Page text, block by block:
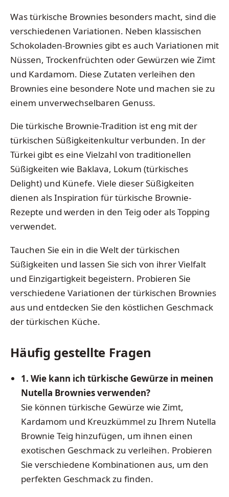
Was türkische Brownies besonders macht, sind die
verschiedenen Variationen. Neben klassischen
Schokoladen-Brownies gibt es auch Variationen mit
Nüssen, Trockenfrüchten oder Gewürzen wie Zimt
und Kardamom. Diese Zutaten verleihen den
Brownies eine besondere Note und machen sie zu
einem unverwechselbaren Genuss.
Die türkische Brownie-Tradition ist eng mit der
türkischen Süßigkeitenkultur verbunden. In der
Türkei gibt es eine Vielzahl von traditionellen
Süßigkeiten wie Baklava, Lokum (türkisches
Delight) und Künefe. Viele dieser Süßigkeiten
dienen als Inspiration für türkische Brownie-
Rezepte und werden in den Teig oder als Topping
verwendet.
Tauchen Sie ein in die Welt der türkischen
Süßigkeiten und lassen Sie sich von ihrer Vielfalt
und Einzigartigkeit begeistern. Probieren Sie
verschiedene Variationen der türkischen Brownies
aus und entdecken Sie den köstlichen Geschmack
der türkischen Küche.
Häufig gestellte Fragen
1. Wie kann ich türkische Gewürze in meinen
Nutella Brownies verwenden?
Sie können türkische Gewürze wie Zimt,
Kardamom und Kreuzkümmel zu Ihrem Nutella
Brownie Teig hinzufügen, um ihnen einen
exotischen Geschmack zu verleihen. Probieren
Sie verschiedene Kombinationen aus, um den
perfekten Geschmack zu finden.